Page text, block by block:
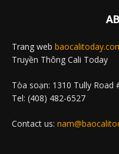
Trang web
Truyền Thông Cali Today
Tòa soạn: 1310 Tully Road
Tel: (408) 482-6527
Contact us: